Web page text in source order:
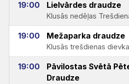
19:00 Lielvārdes draudze
Klusās nedēļas
19:00 Mežaparka draudze
Klusās trešdienas
19:00
Pāvilostas Svētā
Draudze